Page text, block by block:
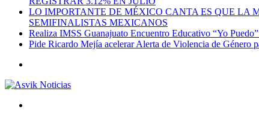
LO IMPORTANTE DE MÉXICO CANTA ES QUE LA
SEMIFINALISTAS MEXICANOS
Realiza IMSS Guanajuato Encuentro Educativo “Yo
Pide Ricardo Mejía acelerar Alerta de Violencia de Género